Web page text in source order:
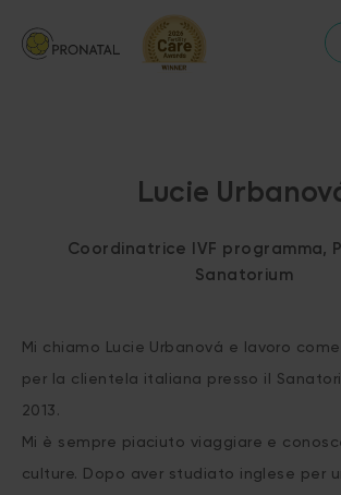
Lucie
Coordinatrice IVF programma,
Sanatorium
Mi chiamo Lucie Urbanová e lavoro
per la clientela italiana presso il
2013.
Mi è sempre piaciuto viaggiare e
culture. Dopo aver studiato inglese per